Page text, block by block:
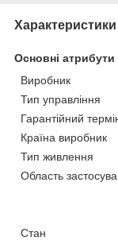
Характеристики
Основні атрибути
Виробник
Тип управління
Гарантійний
Країна виробник
Тип живлення
Область
Стан